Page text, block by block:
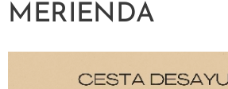
MERIENDA